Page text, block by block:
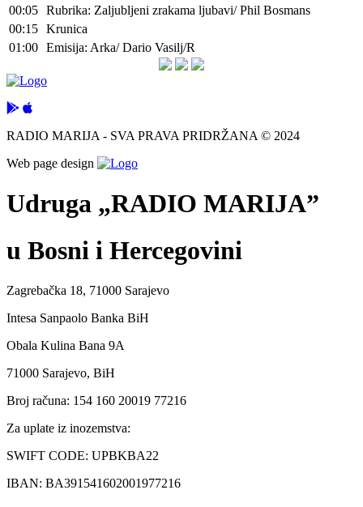
00:05 Rubrika: Zaljubljeni zrakama ljubavi/ Phil Bosmans
00:15 Krunica
01:00 Emisija: Arka/ Dario Vasilj/R
RADIO MARIJA - SVA PRAVA PRIDRŽANA © 2024
Web page design
Udruga „RADIO MARIJA”
u Bosni i Hercegovini
Zagrebačka 18, 71000 Sarajevo
Intesa Sanpaolo Banka BiH
Obala Kulina Bana 9A
71000 Sarajevo, BiH
Broj računa: 154 160 20019 77216
Za uplate iz inozemstva:
SWIFT CODE: UPBKBA22
IBAN: BA391541602001977216